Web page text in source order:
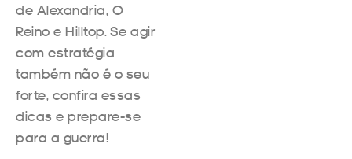
de Alexandria, O
Reino e Hilltop. Se agir
com estratégia
também não é o seu
forte, confira essas
dicas e prepare-se
para a guerra!